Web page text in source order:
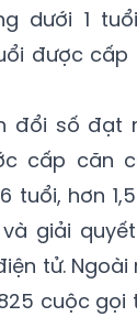
dưới 1
được
đổi số đạt
cấp căn
tuổi, hơn
giải
tử. Ngoài
cuộc